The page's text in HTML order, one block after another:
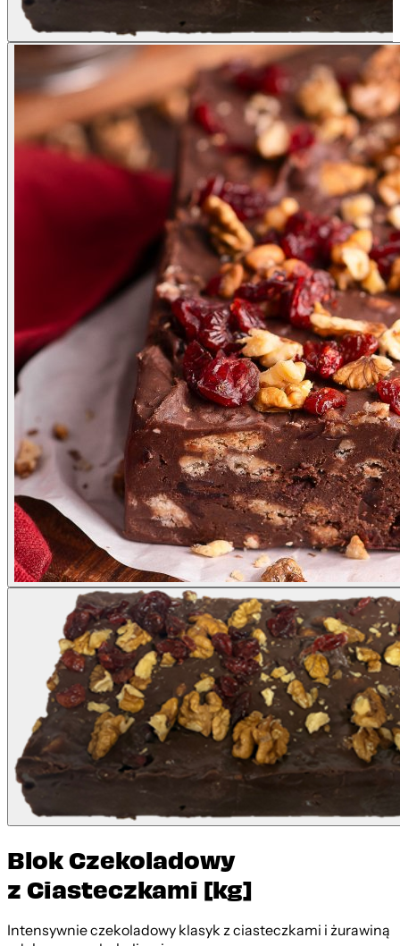
Blok Czekoladowy
z Ciasteczkami [kg]
Intensywnie czekoladowy klasyk z ciasteczkami i żurawiną